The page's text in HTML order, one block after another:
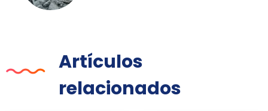
Artículos
relacionados